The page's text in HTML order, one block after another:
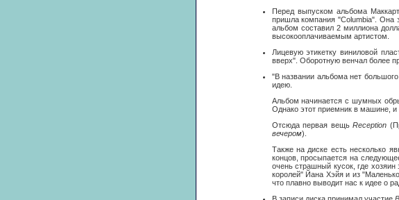
Перед выпуском альбома
пришла компания "Columbia". Она
альбом составил 2 миллиона
высокооплачиваемым артистом.
Лицевую этикетку виниловой
вверх". Оборотную венчал более
"В названии альбома нет
идею.
Альбом начинается с шумных
Однако этот приемник в машине, и
Отсюда первая вещь Reception
вечером).
Также на диске есть несколько
концов, просыпается на
очень страшный кусок, где
королей" Йана Хэйя и из
что плавно выводит нас к идее о
В записи диска принимал участие